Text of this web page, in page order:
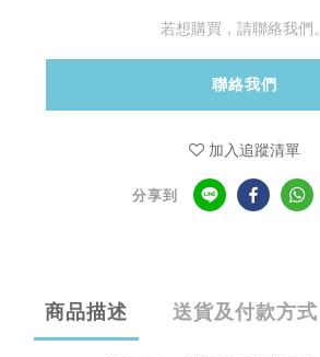
若想購買，請聯絡我們。
聯絡我們
加入追蹤清單
分享到
商品描述 送貨及付款方式